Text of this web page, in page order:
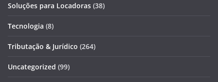
Soluções para Locadoras (38)
Tecnologia (8)
Tributação & Jurídico (264)
Uncategorized (99)